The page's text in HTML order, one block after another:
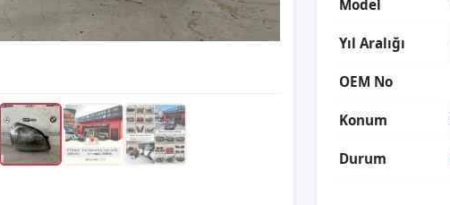
Model
Yıl Aralığı
OEM No
Konum
Durum